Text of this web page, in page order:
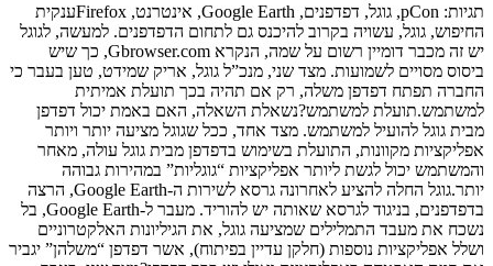
תגיות: pCon, גוגל, דפדפנים, Google Earth, אינטרנט, Firefoxענקית
החיפוש, גוגל, עשויה בקרוב להיכנס גם לתחום הדפדפנים. למעשה, לגוגל
יש זה מכבר דומיין רשום על שמה, הנקרא Gbrowser.com, כך שיש
ביסוס מסויים לשמועות. מצד שני, מנכ”ל גוגל, אריק שמידט, טען בעבר כי
החברה תפתח דפדפן משלה, רק אם תהיה בכך תועלת אמיתית
למשתמש.תועלת למשתמש?נשאלת השאלה, האם באמת יכול דפדפן
מבית גוגל להועיל למשתמש. מצד אחד, ככל שגוגל מציעה יותר ויותר
אפליקציות מקוונות, התועלת בשימוש בדפדפן מבית גוגל עולה, מאחר
והמשתמש יכול לגשת ליותר אפליקציות “גוגליות” במהירות גבוהה
יותר.גוגל החלה להציע לאחרונה גרסא לשירות ה-Google Earth, הרצה
בדפדפנים, בניגוד לגרסא שאותה יש להוריד. מעבר ל-Google Earth, בל
נשכח את מעבד התמלילים שמציעה גוגל, את הגיליונות האלקטרוניים
ושלל אפליקציות נוספות (חלקן עדיין בפיתוח), אשר דפדפן “משלהן” יגביר